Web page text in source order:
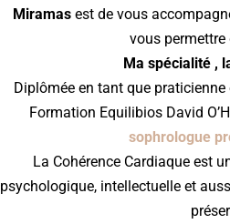
Miramasest de vous
vous
Ma spécialité ,
Diplômée en tant que praticienne
Formation Equilibios David
sophrologue
La Cohérence Cardiaque est
psychologique, intellectuelle et